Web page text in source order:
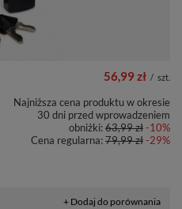
56,99 zł / szt.
Najniższa cena produktu w okresie
30 dni przed wprowadzeniem
obniżki:63,99 zł-10%
Cena regularna:79,99 zł-29%
+ Dodaj do porównania